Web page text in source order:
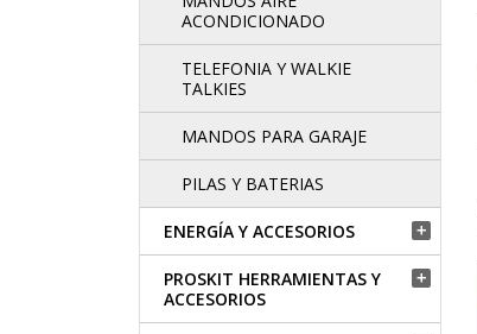
ACONDICIONADO
TELEFONIA Y WALKIE
TALKIES
MANDOS PARA GARAJE
PILAS Y BATERIAS
ENERGÍA Y ACCESORIOS 
PROSKIT HERRAMIENTAS Y
ACCESORIOS
